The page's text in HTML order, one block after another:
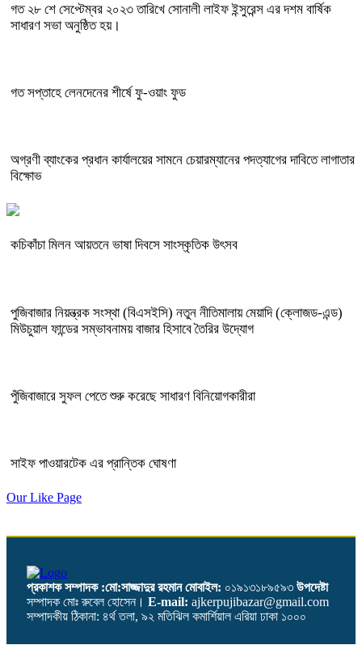
গত ২৮ শে সেপ্টেম্বর ২০২৩ তারিখে সোনালী লাইফ ইন্সুরেন্স এর দশম বার্ষিক
সাধারণ সভা অনুষ্ঠিত হয়।
গত সপ্তাহে লেনদেনের শীর্ষে ফু-ওয়াং ফুড
অগ্রণী ব্যাংকের প্রধান কার্যালয়ের সামনে চেয়ারম্যানের পদত্যাগের দাবিতে লাগাতার
বিক্ষোভ
কচিকাঁচা মিলন আয়তনে ভাষা দিবসে সাংস্কৃতিক উৎসব
পুজিবাজার নিয়ন্ত্রক সংস্থা (বিএসইসি) নতুন নীতিমালায় মেয়াদি (ক্লোজড-এন্ড)
মিউচুয়াল ফান্ডের সম্ভাবনাময় বাজার হিসাবে তৈরির উদ্যোগ
পুঁজিবাজারে সুফল পেতে শুরু করেছে সাধারণ বিনিয়োগকারীরা
সাইফ পাওয়ারটেক এর প্রান্তিক ঘোষণা
Our Like Page
প্রকাশক সম্পাদক :মো:সাজ্জাদুর রহমান মোবাইল: ০১৯১৩১৮৯৫৯৩ উপদেষ্টা
সম্পাদক মোঃ রুবেল হোসেন। E-mail: ajkerpujibazar@gmail.com
সম্পাদকীয় ঠিকানা: ৪র্থ তলা, ৯২ মতিঝিল কমার্শিয়াল এরিয়া ঢাকা ১০০০